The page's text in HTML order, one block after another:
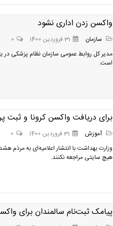
واکسن زدن اداری نشود
سازمان 31 فروردین 1400
0
مدیر کل روابط عمومی سازمان نظام پزشکی در
است.
برای دریافت واکسن کرونا و ثبت
آموزش 31 فروردین 1400
0
وزارت بهداشت با انتشار اعلامیه‌ای به مرذم
هیچ سایتی مراجعه نکنند.
پیامک ثبت‌نام سالمندان برای